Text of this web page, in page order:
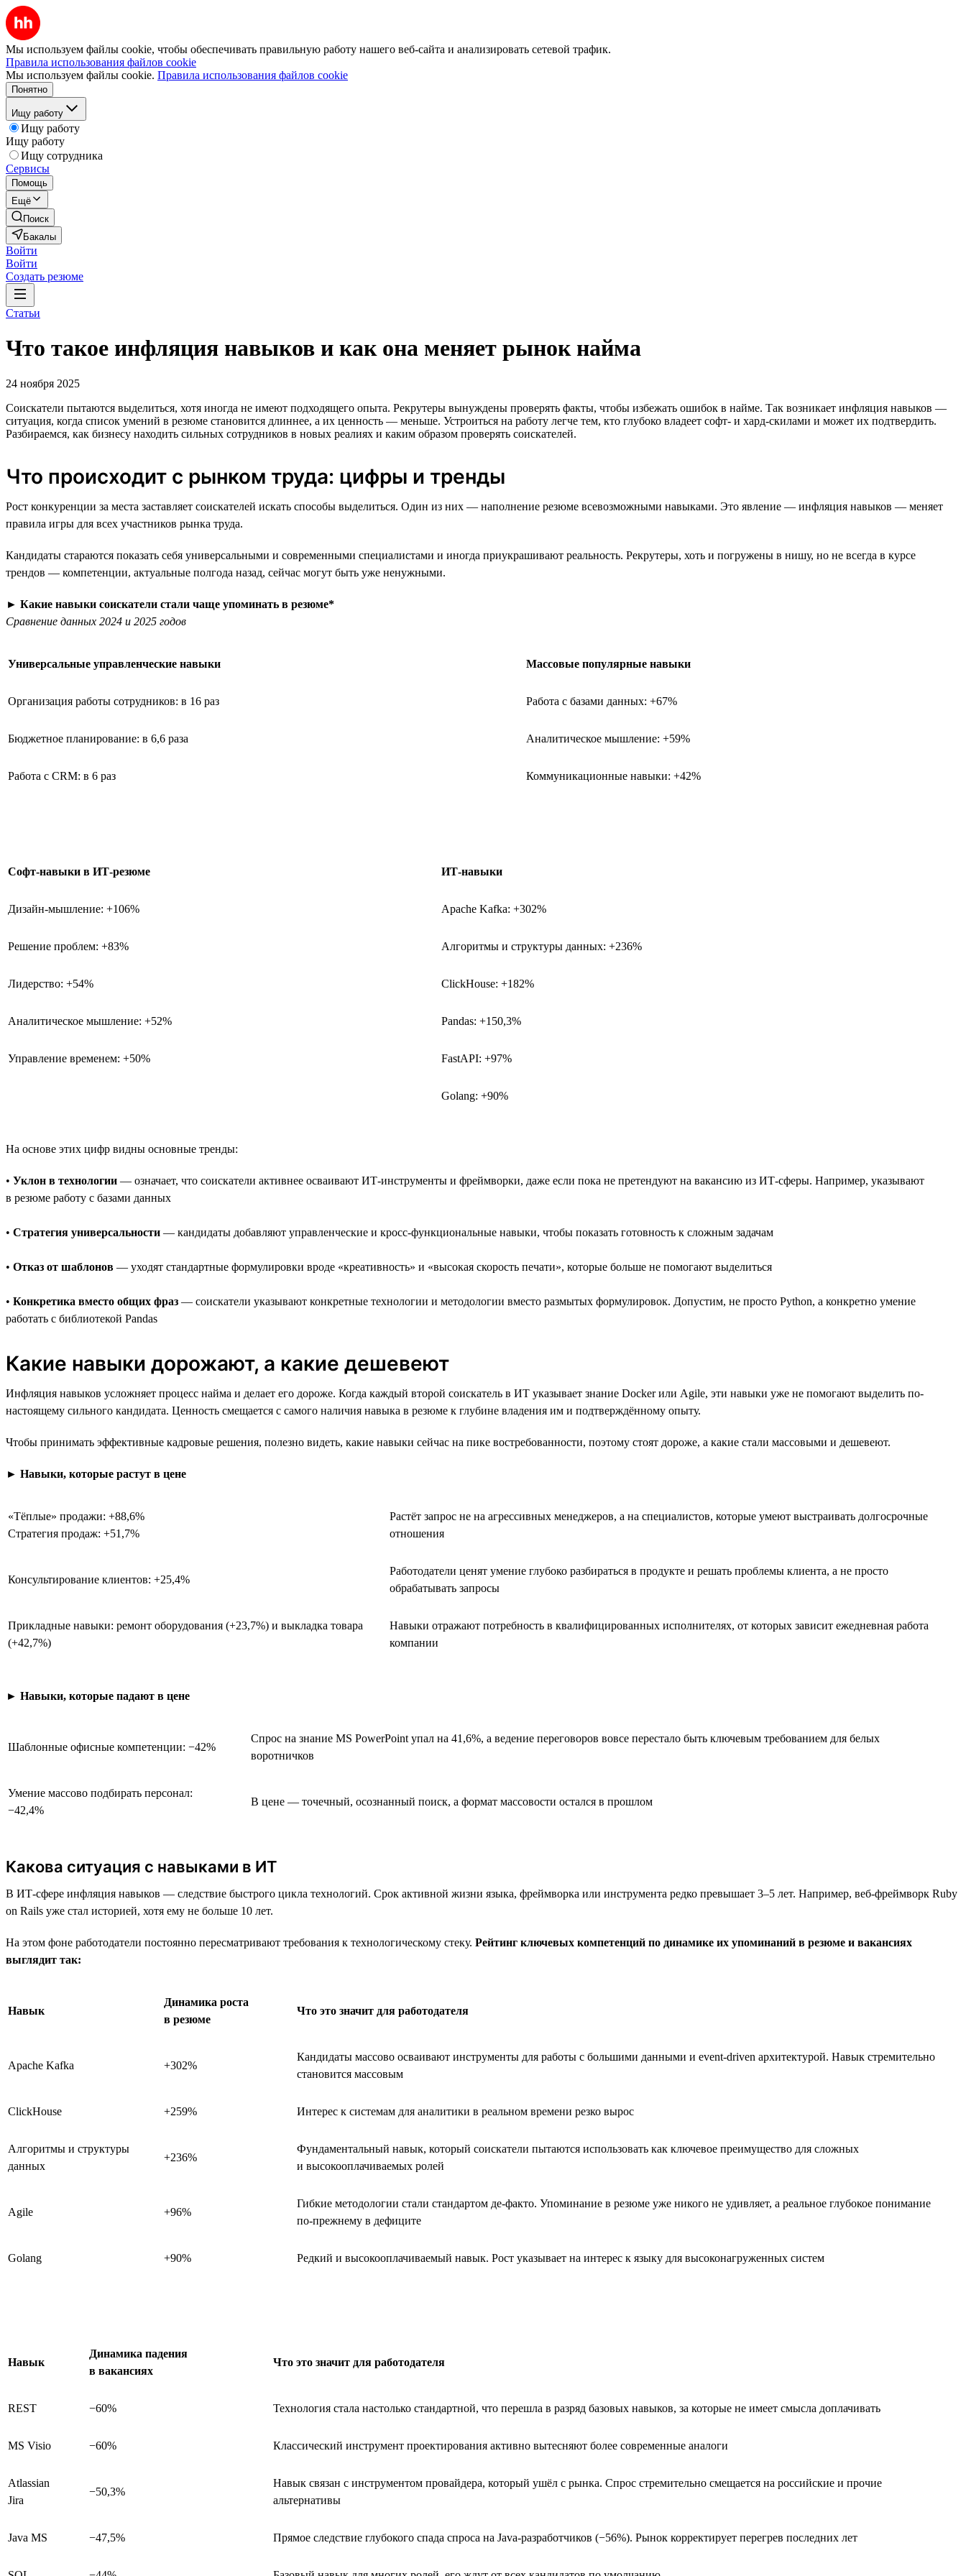
Мы используем файлы cookie, чтобы обеспечивать правильную работу нашего веб-сайта и анализировать сетевой трафик.
Правила использования файлов cookie
Мы используем файлы cookie. Правила использования файлов cookie
Понятно
Ищу работу
Ищу работу
Ищу работу
Ищу сотрудника
Сервисы
Помощь
Ещё
Поиск
Бакалы
Войти
Войти
Создать резюме
Статьи
Что такое инфляция навыков и как она меняет рынок найма
24 ноября 2025
Соискатели пытаются выделиться, хотя иногда не имеют подходящего опыта. Рекрутеры вынуждены проверять факты, чтобы избежать ошибок в найме. Так возникает инфляция навыков —
ситуация, когда список умений в резюме становится длиннее, а их ценность — меньше. Устроиться на работу легче тем, кто глубоко владеет софт- и хард-скилами и может их подтвердить.
Разбираемся, как бизнесу находить сильных сотрудников в новых реалиях и каким образом проверять соискателей.
Что происходит с рынком труда: цифры и тренды
Рост конкуренции за места заставляет соискателей искать способы выделиться. Один из них — наполнение резюме всевозможными навыками. Это явление — инфляция навыков — меняет
правила игры для всех участников рынка труда.
Кандидаты стараются показать себя универсальными и современными специалистами и иногда приукрашивают реальность. Рекрутеры, хоть и погружены в нишу, но не всегда в курсе
трендов — компетенции, актуальные полгода назад, сейчас могут быть уже ненужными.
► Какие навыки соискатели стали чаще упоминать в резюме*
Сравнение данных 2024 и 2025 годов
Универсальные управленческие навыки Массовые популярные навыки
Организация работы сотрудников: в 16 раз Работа с базами данных: +67%
Бюджетное планирование: в 6,6 раза Аналитическое мышление: +59%
Работа с CRM: в 6 раз Коммуникационные навыки: +42%
Софт-навыки в ИТ-резюме ИТ-навыки
Дизайн-мышление: +106% Apache Kafka: +302%
Решение проблем: +83% Алгоритмы и структуры данных: +236%
Лидерство: +54% ClickHouse: +182%
Аналитическое мышление: +52% Pandas: +150,3%
Управление временем: +50% FastAPI: +97%
Golang: +90%
На основе этих цифр видны основные тренды:
• Уклон в технологии — означает, что соискатели активнее осваивают ИТ-инструменты и фреймворки, даже если пока не претендуют на вакансию из ИТ-сферы. Например, указывают
в резюме работу с базами данных
• Стратегия универсальности — кандидаты добавляют управленческие и кросс-функциональные навыки, чтобы показать готовность к сложным задачам
• Отказ от шаблонов — уходят стандартные формулировки вроде «креативность» и «высокая скорость печати», которые больше не помогают выделиться
• Конкретика вместо общих фраз — соискатели указывают конкретные технологии и методологии вместо размытых формулировок. Допустим, не просто Python, а конкретно умение
работать с библиотекой Pandas
Какие навыки дорожают, а какие дешевеют
Инфляция навыков усложняет процесс найма и делает его дороже. Когда каждый второй соискатель в ИТ указывает знание Docker или Agile, эти навыки уже не помогают выделить по-
настоящему сильного кандидата. Ценность смещается с самого наличия навыка в резюме к глубине владения им и подтверждённому опыту.
Чтобы принимать эффективные кадровые решения, полезно видеть, какие навыки сейчас на пике востребованности, поэтому стоят дороже, а какие стали массовыми и дешевеют.
► Навыки, которые растут в цене
«Тёплые» продажи: +88,6%
Стратегия продаж: +51,7%
Растёт запрос не на агрессивных менеджеров, а на специалистов, которые умеют выстраивать долгосрочные
отношения
Консультирование клиентов: +25,4%
Работодатели ценят умение глубоко разбираться в продукте и решать проблемы клиента, а не просто
обрабатывать запросы
Прикладные навыки: ремонт оборудования (+23,7%) и выкладка товара
(+42,7%)
Навыки отражают потребность в квалифицированных исполнителях, от которых зависит ежедневная работа
компании
► Навыки, которые падают в цене
Шаблонные офисные компетенции: −42%
Спрос на знание MS PowerPoint упал на 41,6%, а ведение переговоров вовсе перестало быть ключевым требованием для белых
воротничков
Умение массово подбирать персонал:
−42,4%
В цене — точечный, осознанный поиск, а формат массовости остался в прошлом
Какова ситуация с навыками в ИТ
В ИТ-сфере инфляция навыков — следствие быстрого цикла технологий. Срок активной жизни языка, фреймворка или инструмента редко превышает 3–5 лет. Например, веб-фреймворк Ruby
on Rails уже стал историей, хотя ему не больше 10 лет.
На этом фоне работодатели постоянно пересматривают требования к технологическому стеку. Рейтинг ключевых компетенций по динамике их упоминаний в резюме и вакансиях
выглядит так:
Навык
Динамика роста
в резюме
Что это значит для работодателя
Apache Kafka +302%
Кандидаты массово осваивают инструменты для работы с большими данными и event-driven архитектурой. Навык стремительно
становится массовым
ClickHouse +259% Интерес к системам для аналитики в реальном времени резко вырос
Алгоритмы и структуры
данных
+236%
Фундаментальный навык, который соискатели пытаются использовать как ключевое преимущество для сложных
и высокооплачиваемых ролей
Agile +96%
Гибкие методологии стали стандартом де-факто. Упоминание в резюме уже никого не удивляет, а реальное глубокое понимание
по-прежнему в дефиците
Golang +90% Редкий и высокооплачиваемый навык. Рост указывает на интерес к языку для высоконагруженных систем
Навык
Динамика падения
в вакансиях
Что это значит для работодателя
REST −60% Технология стала настолько стандартной, что перешла в разряд базовых навыков, за которые не имеет смысла доплачивать
MS Visio −60% Классический инструмент проектирования активно вытесняют более современные аналоги
Atlassian
Jira
−50,3%
Навык связан с инструментом провайдера, который ушёл с рынка. Спрос стремительно смещается на российские и прочие
альтернативы
Java MS −47,5% Прямое следствие глубокого спада спроса на Java-разработчиков (−56%). Рынок корректирует перегрев последних лет